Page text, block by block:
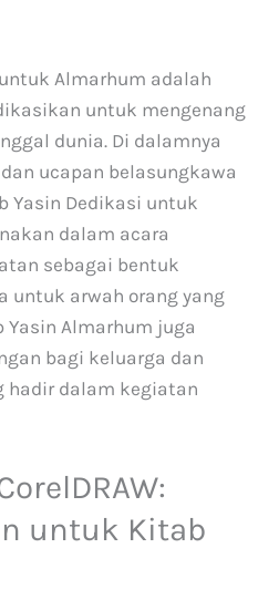
Almarhum adalah
untuk mengenang
dunia. Di dalamnya
ucapan belasungkawa
Yasin Dedikasi untuk
dalam acara
sebagai bentuk
untuk arwah orang yang
Almarhum juga
bagi keluarga dan
hadir dalam kegiatan
untuk Kitab